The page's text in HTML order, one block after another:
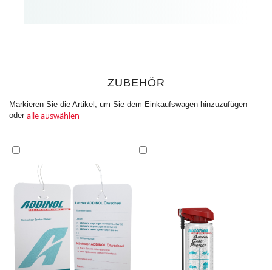
ZUBEHÖR
Markieren Sie die Artikel, um Sie dem Einkaufswagen hinzuzufügen
oder alle auswählen
Einkaufswagen